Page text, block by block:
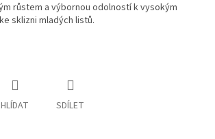
růstem a výbornou odolností k vysokým
sklizni mladých listů.
HLÍDAT SDÍLET